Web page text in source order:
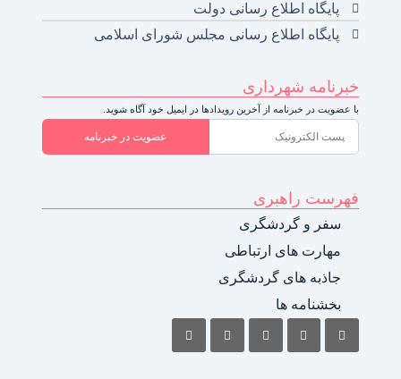
پایگاه اطلاع رسانی دولت
پایگاه اطلاع رسانی مجلس شورای اسلامی
خبرنامه شهرداری
با عضویت در خبرنامه از آخرین رویدادها در ایمیل خود آگاه شوید.
عضویت در خبرنامه
فهرست راهبری
سفر و گردشگری
مهارت های ارتباطی
جاذبه های گردشگری
بخشنامه ها